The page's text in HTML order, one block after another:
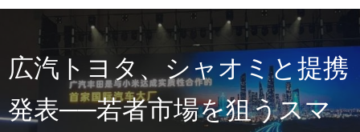
広汽トヨタ、シャオミと提携
発表──若者市場を狙うスマ